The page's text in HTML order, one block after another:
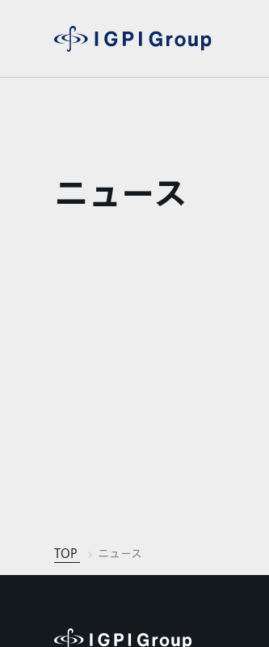
ニュース
TOP ニュース